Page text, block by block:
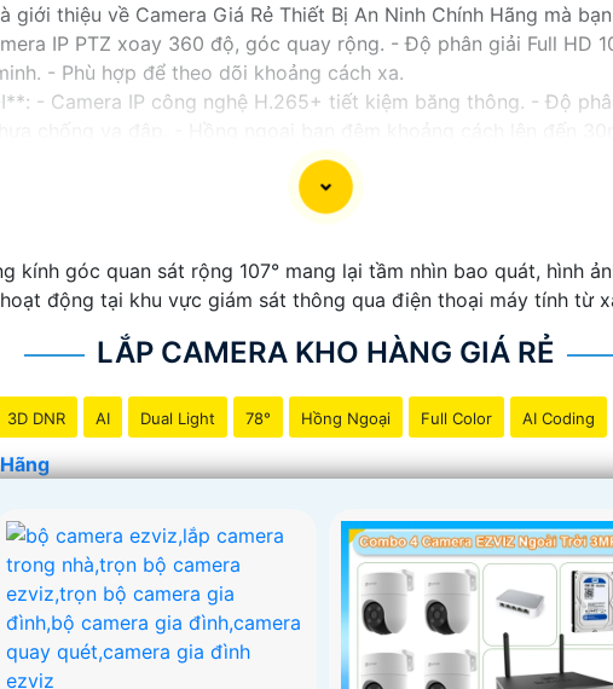
thiệu về Camera Giá Rẻ Thiết Bị An Ninh Chính Hãng mà
IP PTZ xoay 360 độ, góc quay rộng. - Độ phân giải Full HD
- Phù hợp để theo dõi khoảng cách xa.
- Camera IP công nghệ H.265+ tiết kiệm băng thông. - Độ
- Camera HDCVI 2MP hỗ trợ chất lượng hình ảnh cao.
Digital WDR, cân bằng sáng, chống nhiễu 3D. - Giá phải chăng
hợp với nhu cầu sử dụng và không gian lắp đặt của bạn. Bạn có
kính góc quan sát rộng 107° mang lại tầm nhìn bao quát, hình
động tại khu vực giám sát thông qua điện thoại máy tính từ
LẮP CAMERA KHO HÀNG GIÁ RẺ
3D DNR AI Dual Light 78° Hồng Ngoại Full Color AI Coding